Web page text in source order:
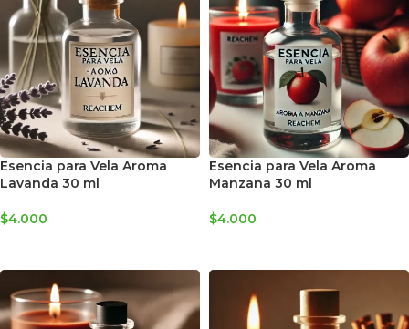
Esencia para Vela Aroma
Lavanda 30 ml
$4.000
Esencia para Vela Aroma
Manzana 30 ml
$4.000